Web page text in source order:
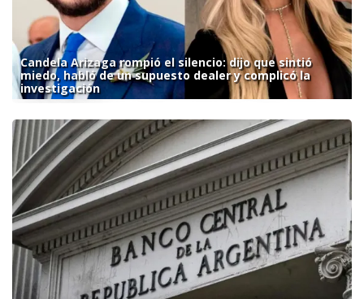
Candela Arizaga rompió el silencio: dijo que sintió
miedo, habló de un supuesto dealer y complicó la
investigación